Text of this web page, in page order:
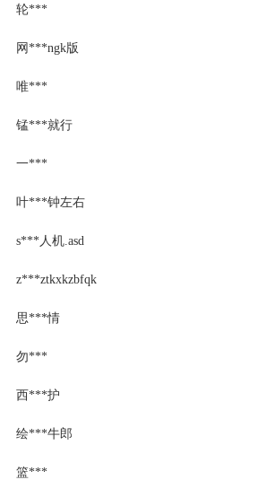
轮***
网***ngk版
唯***
锰***就行
一***
叶***钟左右
s***人机.asd
z***ztkxkzbfqk
思***情
勿***
西***护
绘***牛郎
篮***